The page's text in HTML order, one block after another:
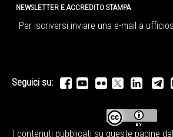
NEWSLETTER E ACCREDITO STAMPA
Per iscriversi inviare una e-mail a
Seguici su:
I contenuti pubblicati su queste pagine